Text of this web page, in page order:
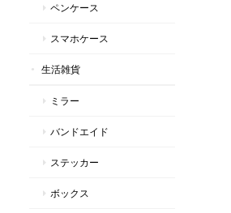
ペンケース
スマホケース
生活雑貨
ミラー
バンドエイド
ステッカー
ボックス